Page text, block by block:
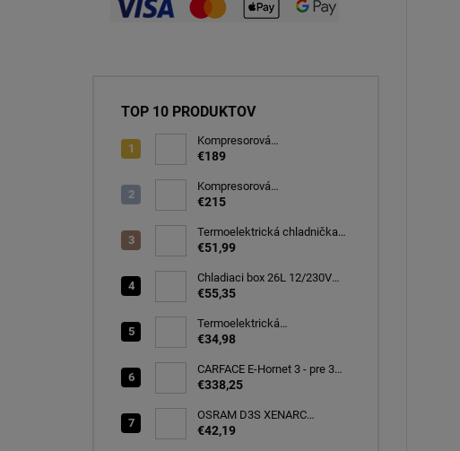
TOP 10 PRODUKTOV
Kompresorová
autochladnička 32 litrov, -20C
€189
Kompresorová
autochladnička 40 litrov, -22C
€215
Termoelektrická chladnička
CARFACE 29 litrov -20C
€51,99
Chladiaci box 26L 12/230V
autochladnička, modrá
€55,35
Termoelektrická
autochladnička 8 l
€34,98
CARFACE E-Hornet 3 - pre 3
elektro/bicykle
€338,25
OSRAM D3S XENARC
ORIGINAL SPARE 35W
€42,19